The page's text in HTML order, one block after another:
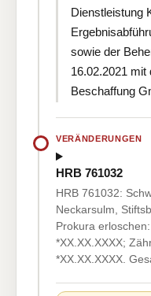
Dienstleistung
sowie der
16.02.2021
Beschaffung
VERÄNDERUNGEN
HRB 761032
HRB 761032:
Neckarsulm,
Prokura
*XX.XX.XXXX;
*XX.XX.XXXX.